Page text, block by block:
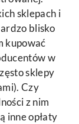
sklepach i
blisko
kupować
w
sklepy
Czy
z nim
inne opłaty